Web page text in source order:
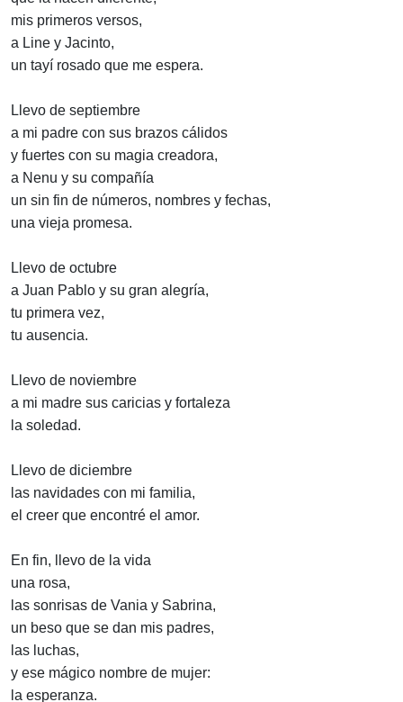
mis primeros versos,
a Line y Jacinto,
un tayí rosado que me espera.
Llevo de septiembre
a mi padre con sus brazos cálidos
y fuertes con su magia creadora,
a Nenu y su compañía
un sin fin de números, nombres y fechas,
una vieja promesa.
Llevo de octubre
a Juan Pablo y su gran alegría,
tu primera vez,
tu ausencia.
Llevo de noviembre
a mi madre sus caricias y fortaleza
la soledad.
Llevo de diciembre
las navidades con mi familia,
el creer que encontré el amor.
En fin, llevo de la vida
una rosa,
las sonrisas de Vania y Sabrina,
un beso que se dan mis padres,
las luchas,
y ese mágico nombre de mujer:
la esperanza.